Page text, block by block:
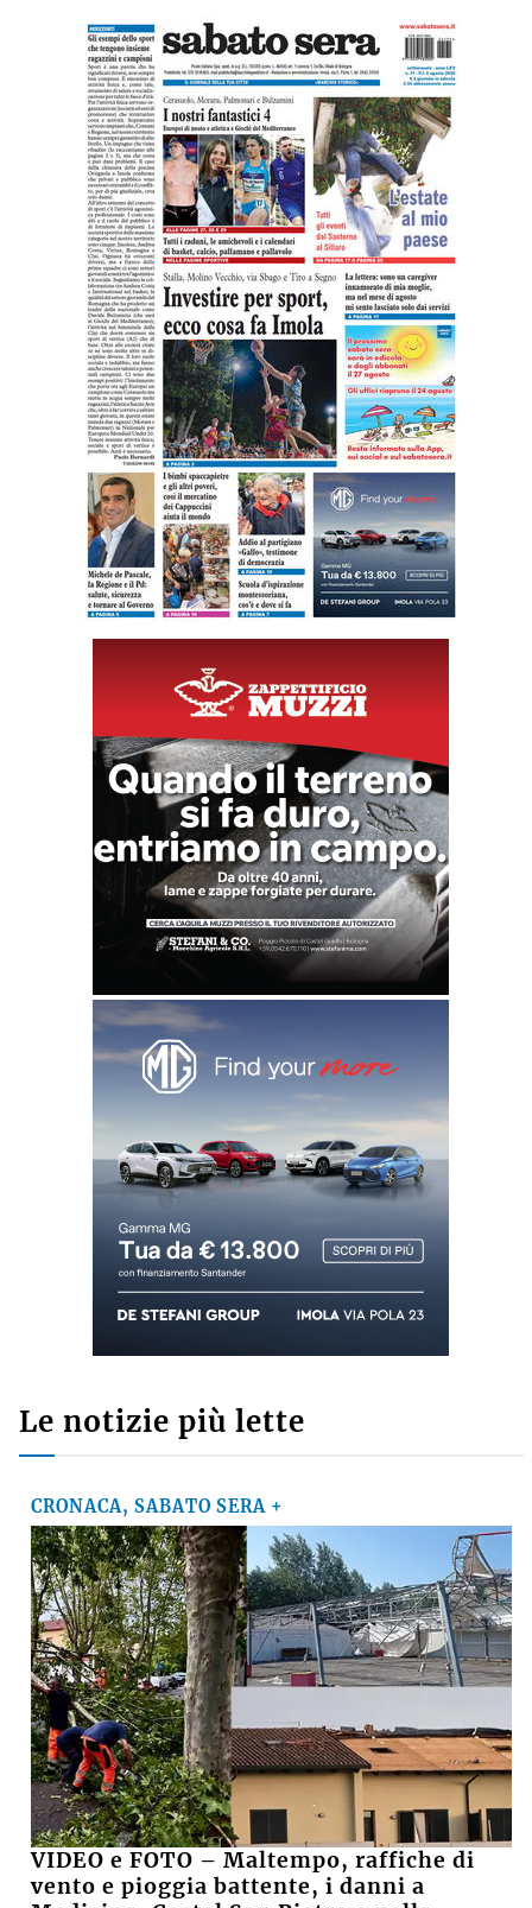
Commenti recenti
Ausl di Imola, robot chirurgico a mille, Poli della
Fondazione Crimola: «Continueremo a
sostenere il progetto»
MARCO M.su
VIDEO - Incendio nell'area della Recter a ridosso
della Stazione ecologica Hera di via Brenta
MARCOsu
Basket, il presidente della Virtus Davide Fiumi
lascia: «Ora potrà ambire a nuovi traguardi, ma
continuerò a essere un tifoso»
SUZANAsu
Crolla il muro di una casa abbandonata, grave
15enne
Le notizie più lette